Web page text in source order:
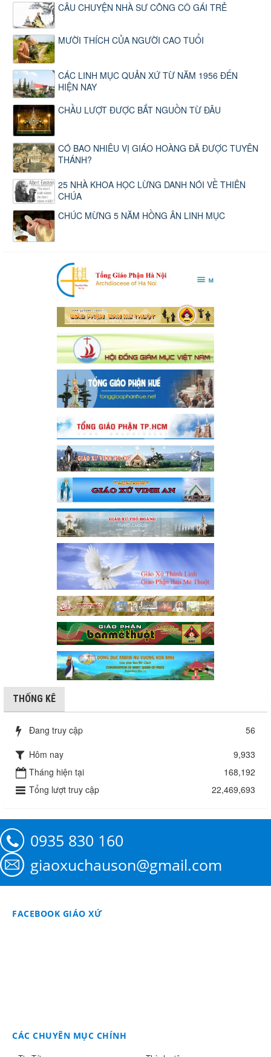
CÂU CHUYỆN NHÀ SƯ CÕNG CÔ GÁI TRẺ
MƯỜI THÍCH CỦA NGƯỜI CAO TUỔI
CÁC LINH MỤC QUẢN XỨ TỪ NĂM 1956 ĐẾN
HIỆN NAY
CHẦU LƯỢT ĐƯỢC BẮT NGUỒN TỪ ĐÂU
CÓ BAO NHIÊU VỊ GIÁO HOÀNG ĐÃ ĐƯỢC TUYÊN
THÁNH?
25 NHÀ KHOA HỌC LỪNG DANH NÓI VỀ THIÊN
CHÚA
CHÚC MỪNG 5 NĂM HỒNG ÂN LINH MỤC
THỐNG KÊ
Đang truy cập
56
Hôm nay
9,933
Tháng hiện tại
168,192
Tổng lượt truy cập
22,469,693
0935 830 160
giaoxuchauson@gmail.com
FACEBOOK GIÁO XỨ
CÁC CHUYÊN MỤC CHÍNH